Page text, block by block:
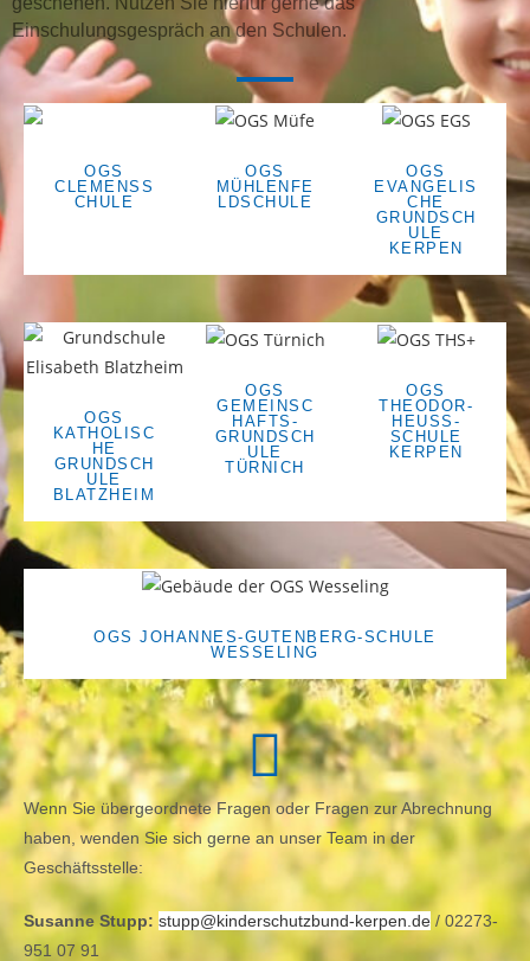
Einschulungsgespräch an den Schulen.
OGS
CLEMENSS
CHULE
OGS
MÜHLENFE
LDSCHULE
OGS
EVANGELIS
CHE
GRUNDSCH
ULE
KERPEN
OGS
KATHOLISC
HE
GRUNDSCH
ULE
BLATZHEIM
OGS
GEMEINSC
HAFTS-
GRUNDSCH
ULE
TÜRNICH
OGS
THEODOR-
HEUSS-
SCHULE
KERPEN
OGS JOHANNES-GUTENBERG-SCHULE
WESSELING
Wenn Sie übergeordnete Fragen oder Fragen zur Abrechnung
haben, wenden Sie sich gerne an unser Team in der
Geschäftsstelle:
Susanne Stupp: stupp@kinderschutzbund-kerpen.de / 02273-
951 07 91